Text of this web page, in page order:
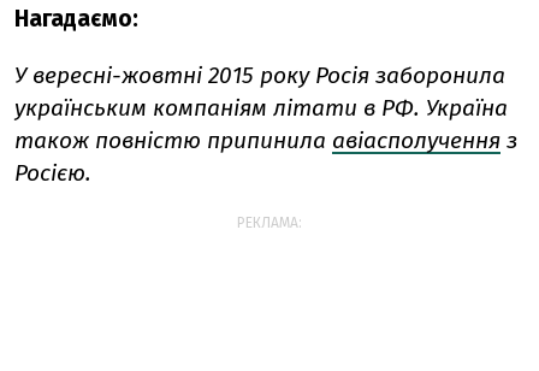
Нагадаємо:
У вересні-жовтні 2015 року Росія заборонила
українським компаніям літати в РФ. Україна
також повністю припинила авіасполучення з
Росією.
РЕКЛАМА: